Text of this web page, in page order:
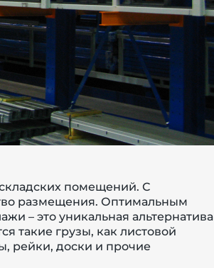
помещений. С
размещения. Оптимальным
– это уникальная альтернатива
такие грузы, как листовой
рейки, доски и прочие